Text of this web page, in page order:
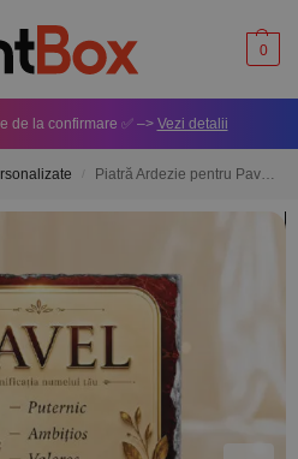
0
de la confirmare ✅ –> Vezi detalii
Piatră Ardezie pentru Pavel – Semnificația Numelui